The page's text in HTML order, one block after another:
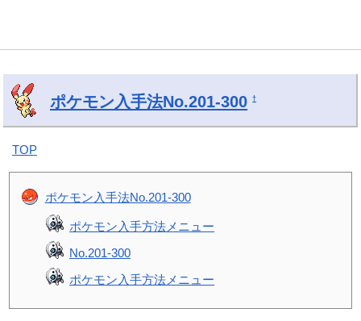
ポケモン入手法No.201-300 †
TOP
ポケモン入手法No.201-300
ポケモン入手方法メニュー
No.201-300
ポケモン入手方法メニュー